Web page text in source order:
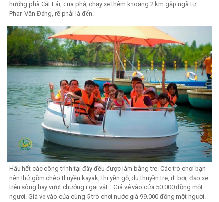
hướng phà Cát Lái, qua phà, chạy xe thêm khoảng 2 km gặp ngã tư
Phan Văn Đáng, rẽ phải là đến.
Hầu hết các công trình tại đây đều được làm bằng tre. Các trò chơi bạn
nên thử gồm chèo thuyền kayak, thuyền gỗ, du thuyền tre, đi bơi, đạp xe
trên sông hay vượt chướng ngại vật… Giá vé vào cửa 50.000 đồng một
người. Giá vé vào cửa cùng 5 trò chơi nước giá 99.000 đồng một người.